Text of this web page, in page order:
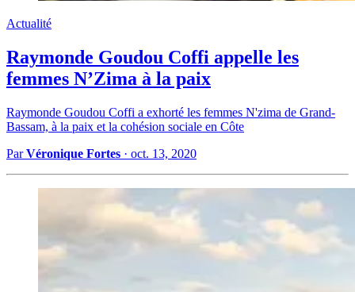
Actualité
Raymonde Goudou Coffi appelle les
femmes N’Zima à la paix
Raymonde Goudou Coffi a exhorté les femmes N'zima de Grand-
Bassam, à la paix et la cohésion sociale en Côte
ParVéronique Fortes · oct. 13, 2020